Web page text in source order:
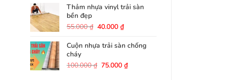
là:
40.000 ₫.
tại
25.000 ₫.
Thảm nhựa vinyl trải sàn
bền đẹp
55.000₫ Giá
là:
40.000₫Giá
tại
40.000 ₫.
Cuộn nhựa trải sàn chống
cháy
100.000₫ Giá
75.000₫Giá